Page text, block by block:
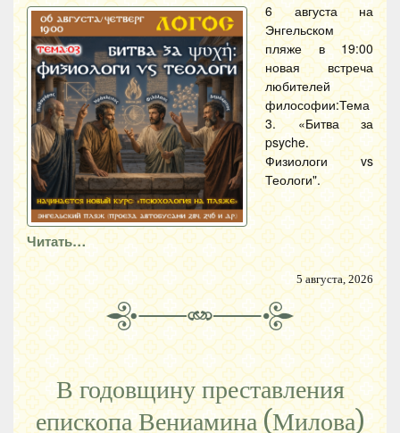
6 августа на
Энгельском
пляже в 19:00
новая встреча
любителей
философии:Тема
3. «Битва за
psyche.
Физиологи vs
Теологи".
Читать…
5 августа, 2026
В годовщину преставления
епископа Вениамина (Милова)